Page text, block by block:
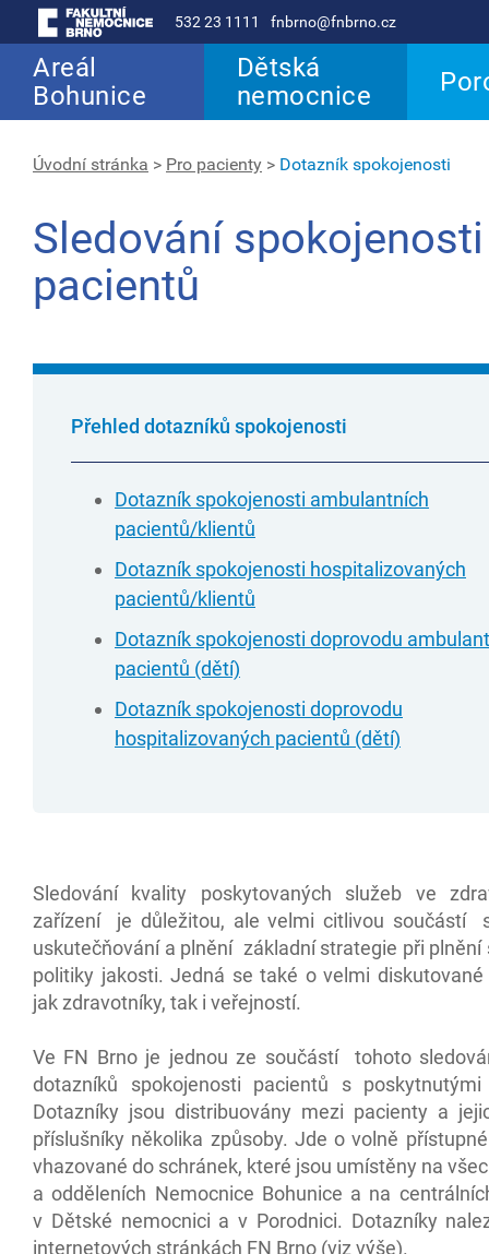
532 23 1111 fnbrno@fnbrno.cz
Areál
Bohunice
Dětská
nemocnice
Úvodní stránka > Pro pacienty > Dotazník spokojenosti
Sledování spokojenosti
pacientů
Přehled dotazníků spokojenosti
Dotazník spokojenosti ambulantních
pacientů/klientů
Dotazník spokojenosti hospitalizovaných
pacientů/klientů
Dotazník spokojenosti doprovodu
pacientů (dětí)
Dotazník spokojenosti doprovodu
hospitalizovaných pacientů (dětí)
Sledování kvality poskytovaných služeb ve
zařízení je důležitou, ale velmi citlivou součástí
uskutečňování a plnění základní strategie při plnění
politiky jakosti. Jedná se také o velmi
jak zdravotníky, tak i veřejností.
Ve FN Brno je jednou ze součástí tohoto
dotazníků spokojenosti pacientů s poskytnutými
Dotazníky jsou distribuovány mezi pacienty a
příslušníky několika způsoby. Jde o volně
vhazované do schránek, které jsou umístěny na
a odděleních Nemocnice Bohunice a na
v Dětské nemocnici a v Porodnici. Dotazníky
internetových stránkách FN Brno (viz výše).